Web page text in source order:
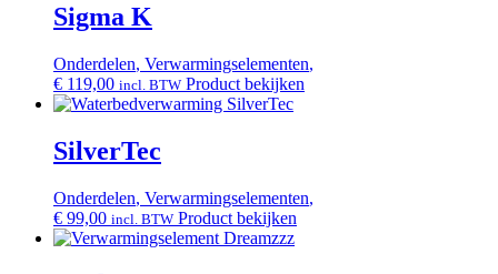
Sigma K
Onderdelen, Verwarmingselementen,
€ 119,00 incl. BTW Product bekijken
SilverTec
Onderdelen, Verwarmingselementen,
€ 99,00 incl. BTW Product bekijken